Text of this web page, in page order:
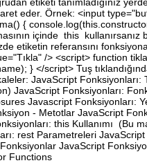
eder. Örnek: <input
{
içinde this
etiketin referansını
/> <script> function
} </script> Tuş
JavaScript Fonksiyonları:
JavaScript Fonksiyonları:
Javascript Fonksiyonları:
- Metotlar JavaScript
this Kullanımı (Bu
rest Parametreleri
JavaScript
Functions